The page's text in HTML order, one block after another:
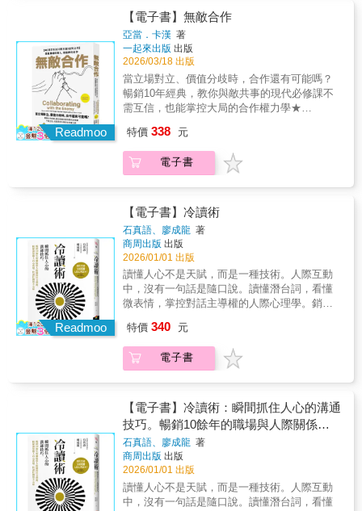
名毀謗、揚言「我要去勞工局申訴」時，主管
如何反擊、保存證據？
們再一起研究。」別馬上給答案，學電玩公司
怎麼設計打遊戲，讓部屬「越做越想贏」。‧面
對資深部屬的霸凌不必以主管之姿壓住對方，
而是向他尋求幫忙──先抬舉他一下、再詢問：
「對年輕同事，你會怎麼建議？」最後請他出
手（別只動嘴），當他開始出力，自然願意配
合。‧能力比自己優秀的人，怎麼帶？部屬嗆：
「我的業績比你高吧？」、「你連怎麼用AI都
不知道？」不須急著證明自己比較厲害，而是
行指導與決策，不是憑我個人能力高低。」當
反向霸凌的情況已嚴重到自己無法應對，先保
留紀錄與證據，讓第三方知道「事實」。那
說指導他說欺壓、指令不聽不看不回、網上匿
名毀謗、揚言「我要去勞工局申訴」時，主管
如何反擊、保存證據？
機。
力，而在於是否能「讀懂對方的心理」。《工
作有9成是心理戰》結合心理學研究與職場觀
察，揭開人際互動背後的心理法則，教你看懂
表情、動作與語氣中的訊號，掌握與人互動的
關鍵時機。書中整理多種能在職場中立即運用
的讀心技巧，例如：・如何從細微反應，看出
對方是否在隱瞞或說謊・如何透過表情與動
作，判斷對方的心理狀態・面對不同類型的
人，該用什麼方式溝通・如何在關鍵時刻留下
卻關鍵的心理線索，你將能更精準地理解他人
的想法與情緒，在溝通、合作與決策中掌握主
動權。讀懂心理，也讀懂職場互動的真正規
則，每一次交流，都可能成為改變局勢的契
機。
Readmoo
【電子書】無敵合作
亞當．卡漢 著
一起來出版 出版
2026/03/18 出版
當立場對立、價值分歧時，合作還有可能嗎？
暢銷10年經典，教你與敵共事的現代必修課不
需互信，也能掌控大局的合作權力學★
專家亞當．卡漢代表作，經典最新增訂版這本
被譽為《孫子兵法》、《君王論》並列之作，
讓你就算與不認同、不喜歡、不信任的人共
頸，從來不能光靠自己硬撐，更不可能永遠只
跟同溫層共事。關鍵在於：如何與難纏的「敵
人」並肩合作，克服衝突與阻礙，達成那個
「不可能的任務」。享譽全球的合作專家卡
漢，曾參與處理南非種族隔離、哥倫比亞內戰
等高度衝突的複雜難題。他結合三十多年經
驗，濃縮出一套顛覆傳統的「延伸合作」方
法，已成功協助無數專業人士，推進原本卡死
的專案。書中搭配豐富的實戰練習，帶你一步
攏」的局勢開始轉向，從對立走向共贏。跨部
門、跨公司、跨立場，都能談出真正的綜效與
雙贏。最強合作思維，搞定無解僵局：● 合作
對象怎麼選？海納百川怕迷失價值，太潔癖又
寸步難行● 何時該堅持，何時該退讓？用「三
大核心動力」抓準局勢。● 跟價值觀完全不合
的上司與同事共事，難道只能忍嗎？● 跨部門
專案表面同心，私下角力，怎麼把消耗變綜
效？● 昔日競爭對手成了關鍵合作方，彼此防
備該怎麼談「夥伴關係」？最大的突破，來自
你最不想合作的人跨越差異合作並不容易，因
特價 338 元
電子書
Readmoo
【電子書】冷讀術
石真語、廖成龍 著
商周出版 出版
2026/01/01 出版
讀懂人心不是天賦，而是一種技術。人際互動
中，沒有一句話是隨口說。讀懂潛台詞，看懂
微表情，掌控對話主導權的人際心理學。銷售
沒有準備的情況下，讀取對方的心理，並預言
未來的事。●本書幫你解決──處理客戶關係、
與上司或下屬溝通、與異性朋友建立親密關
坎，就從第一句話開始！結合心理學、語言學
與實戰溝通技巧的全方位指南。作者以豐富案
例解析冷讀術的運作原理，帶你學會觀察表
情、解讀肢體語言、轉換語言框架，成為任何
場合中最懂人心的說話高手。【讀心技巧】學
會察言觀色，掌握溝通對象的細微心理變化。
【印象管理】製造讓對方樂於接受的印象，得
到對方的欣賞。【搭訕實踐】掌握「尋找、搭
特價 340 元
電子書
【電子書】冷讀術：瞬間抓住人心的溝通
技巧。暢銷10餘年的職場與人際關係社
交寶典，精確洞察他人內心所想，快速打
開對方心扉
石真語、廖成龍 著
商周出版 出版
2026/01/01 出版
讀懂人心不是天賦，而是一種技術。人際互動
中，沒有一句話是隨口說。讀懂潛台詞，看懂